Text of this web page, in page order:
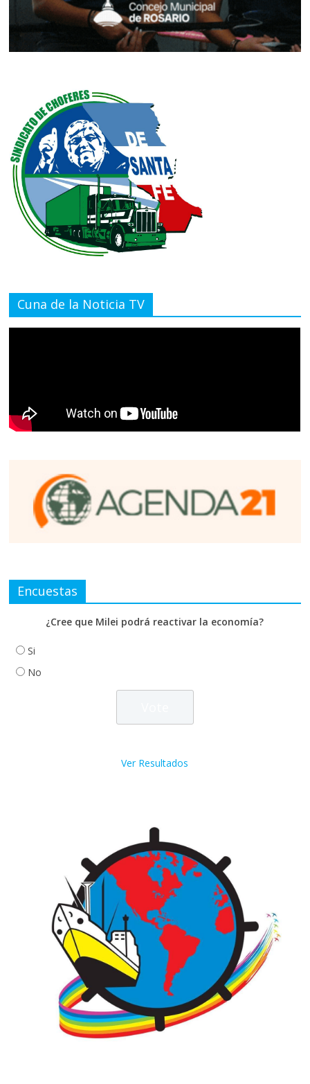
Cuna de la Noticia TV
Encuestas
¿Cree que Milei podrá reactivar la economía?
Si
No
Ver Resultados